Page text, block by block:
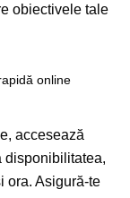
obiectivele tale
online
accesează
disponibilitatea,
ora. Asigură-te